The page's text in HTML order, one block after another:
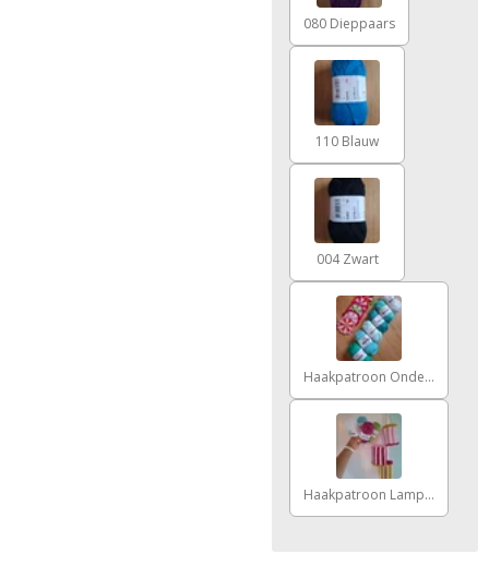
080 Dieppaars
110 Blauw
004 Zwart
Haakpatroon Onderzetters Flore
Haakpatroon Lampion Lise